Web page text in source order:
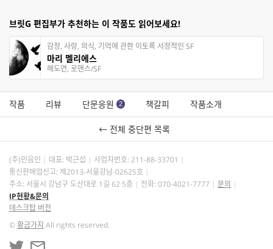
브릿G 편집부가 추천하는 이 작품도 읽어보세요!
감정, 사랑, 의식, 기억에 관한 이토록 서정적인 SF
마리 멜리에스
해도연, 로맨스/SF
작품 리뷰 단문응원 2 책갈피 작품소개
← 전체 중단편 목록
(주)민음인 대표: 박근섭 사업자번호: 211-88-33701
통신판매업신고: 제2013-서울강남-02625호
주소: 서울시 강남구 도산대로 1길 62 5층
전화: 070-4021-7777
문의
IP현황&문의
데스크탑 버전
©황금가지 All rights reserved.